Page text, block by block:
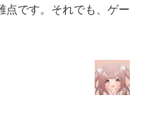
点です。それでも、ゲー